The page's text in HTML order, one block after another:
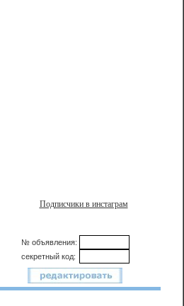
Подписчики в инстаграм
№ объявления:
секретный код: